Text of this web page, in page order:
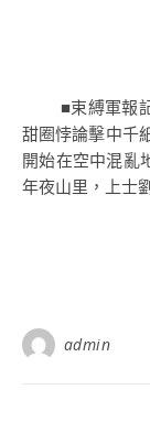
■束縛軍報記者 譚靚青 特約記者 李忠濤 通信員 吳 當甜
甜圈悖論擊中千
開始在空中混
年夜山里，上士
admin